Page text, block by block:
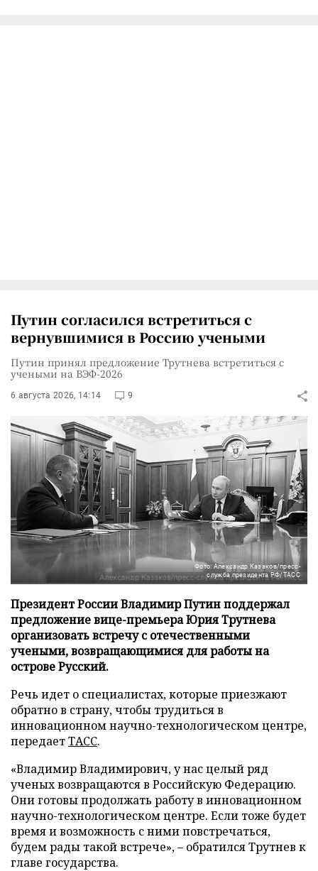
Путин согласился встретиться с
вернувшимися в Россию учеными
Путин принял предложение Трутнева встретиться с
учеными на ВЭФ-2026
6 августа 2026, 14:14 9
Фото: Александр Казаков/пресс-
служба президента РФ/ТАСС
Президент России Владимир Путин поддержал
предложение вице-премьера Юрия Трутнева
организовать встречу с отечественными
учеными, возвращающимися для работы на
острове Русский.
Речь идет о специалистах, которые приезжают
обратно в страну, чтобы трудиться в
инновационном научно-технологическом центре,
передаетТАСС.
«Владимир Владимирович, у нас целый ряд
ученых возвращаются в Российскую Федерацию.
Они готовы продолжать работу в инновационном
научно-технологическом центре. Если тоже будет
время и возможность с ними повстречаться,
будем рады такой встрече», – обратился Трутнев к
главе государства.